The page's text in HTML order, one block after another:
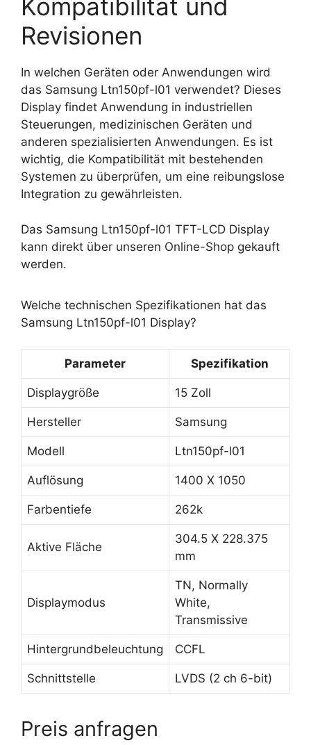
Kompatibilität und
Revisionen
In welchen Geräten oder Anwendungen wird
das Samsung Ltn150pf-l01 verwendet? Dieses
Display findet Anwendung in industriellen
Steuerungen, medizinischen Geräten und
anderen spezialisierten Anwendungen. Es ist
wichtig, die Kompatibilität mit bestehenden
Systemen zu überprüfen, um eine reibungslose
Integration zu gewährleisten.
Das Samsung Ltn150pf-l01 TFT-LCD Display
kann direkt über unseren Online-Shop gekauft
werden.
Welche technischen Spezifikationen hat das
Samsung Ltn150pf-l01 Display?
Parameter Spezifikation
Displaygröße 15 Zoll
Hersteller Samsung
Modell Ltn150pf-l01
Auflösung 1400 X 1050
Farbentiefe 262k
Aktive Fläche
304.5 X 228.375
mm
Displaymodus
TN, Normally
White,
Transmissive
Hintergrundbeleuchtung CCFL
Schnittstelle LVDS (2 ch 6-bit)
Preis anfragen